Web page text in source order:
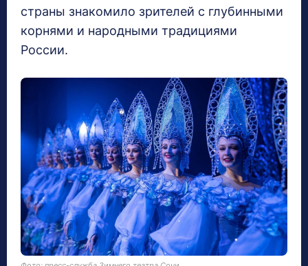
страны знакомило зрителей с глубинными
корнями и народными традициями
России.